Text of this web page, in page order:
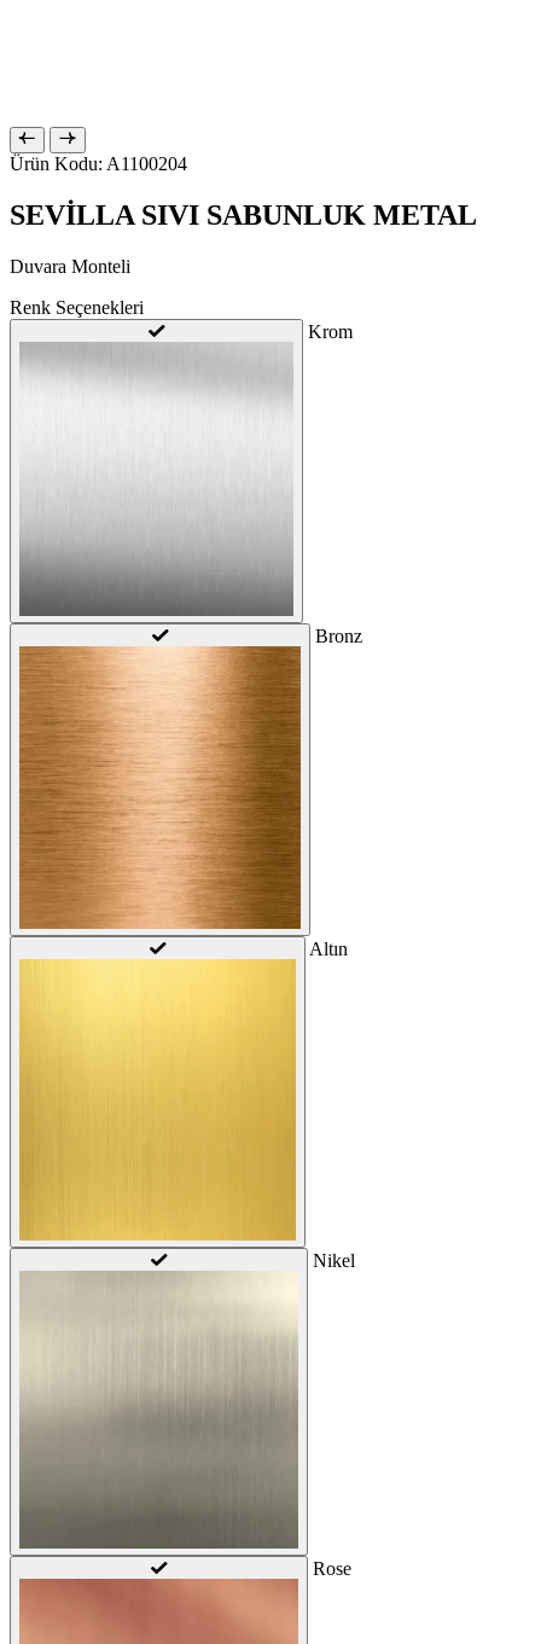
Ürün Kodu: A1100204
SEVİLLA SIVI SABUNLUK METAL
Duvara Monteli
Renk Seçenekleri
Krom
Bronz
Altın
Nikel
Rose